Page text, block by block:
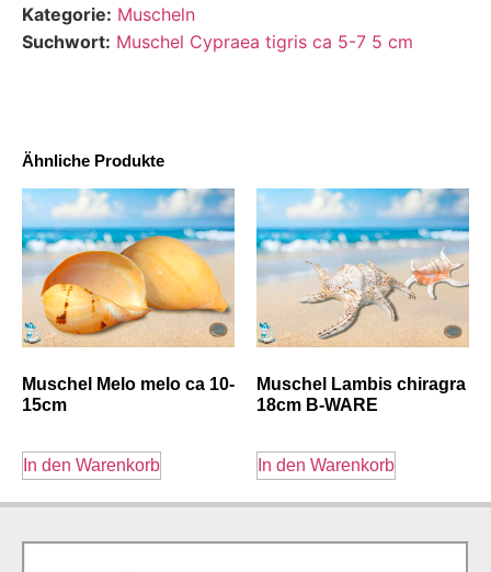
Kategorie: Muscheln
Suchwort: Muschel Cypraea tigris ca 5-7 5 cm
Ähnliche Produkte
Muschel Melo melo ca 10-
15cm
In den Warenkorb
Muschel Lambis chiragra
18cm B-WARE
In den Warenkorb